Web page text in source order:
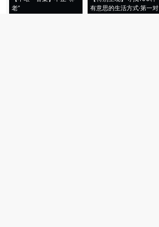
老”
有意思的生活方式·第一对